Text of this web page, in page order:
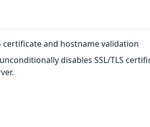
certificate and hostname validation
disables SSL/TLS